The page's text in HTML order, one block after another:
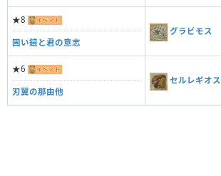
★8
固い鎧と君の意志
グラビモス
★6
刃翼の那由他
セルレギオス